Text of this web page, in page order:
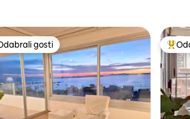
najviše rangiranima s oznakom „Odabrali
gosti